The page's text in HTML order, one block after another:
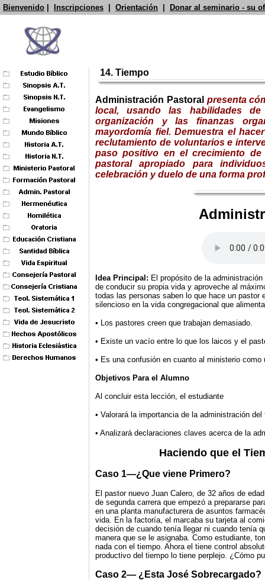
Bienvenido Inscripciones Orientación Donar al seminario - su
14. Tiempo
Administración Pastoral presenta
local, usando las habilidades
organización y las finanzas
mayordomía fiel. Demuestra el
reclutamiento de voluntarios e
paso positivo en el crecimiento
pastoral apropiado para
celebración y duelo de una forma
Idea Principal: El propósito de la
de conducir su propia vida y aproveche al
todas las personas saben lo que hace un
silencioso en la vida congregacional que
• Los pastores creen que trabajan demasiado.
• Existe un vacío entre lo que los laicos y el
• Es una confusión en cuanto al ministerio
Objetivos Para el Alumno
Al concluir esta lección, el estudiante
• Valorará la importancia de la administración del
• Analizará declaraciones claves acerca de la
Haciendo que el
Caso 1—¿Que viene Primero?
El pastor nuevo Juan Calero, de 32 años de
de segunda carrera que empezó a prepararse
en una planta manufacturera de asuntos
vida. En la factoría, el marcaba su tarjeta al
decisión de cuando tenía llegar ni cuando tenía
manera que se le asignaba. Como estudiante,
nada con el tiempo. Ahora el tiene control
productivo del tiempo lo tiene perplejo. ¿Cómo
Caso 2— ¿Esta José Sobrecargado?